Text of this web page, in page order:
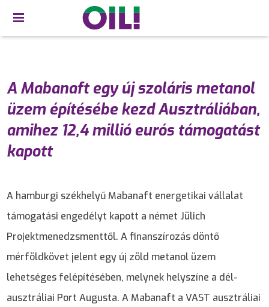
A Mabanaft egy új szoláris metanol
üzem építésébe kezd Ausztráliában,
amihez 12,4 millió eurós támogatást
kapott
A hamburgi székhelyű Mabanaft energetikai vállalat
támogatási engedélyt kapott a német Jülich
Projektmenedzsmenttől. A finanszírozás döntő
mérföldkövet jelent egy új zöld metanol üzem
lehetséges felépítésében, melynek helyszíne a dél-
ausztráliai Port Augusta. A Mabanaft a VAST ausztráliai